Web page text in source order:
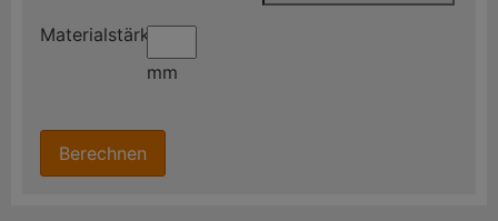
Materialstärke:
mm